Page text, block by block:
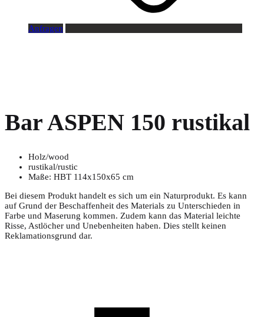
Anfragen
Bar ASPEN 150 rustikal
Holz/wood
rustikal/rustic
Maße: HBT 114x150x65 cm
Bei diesem Produkt handelt es sich um ein Naturprodukt. Es kann
auf Grund der Beschaffenheit des Materials zu Unterschieden in
Farbe und Maserung kommen. Zudem kann das Material leichte
Risse, Astlöcher und Unebenheiten haben. Dies stellt keinen
Reklamationsgrund dar.